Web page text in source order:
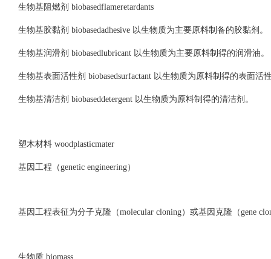
生物基阻燃剂 biobasedflameretardants
生物基胶黏剂 biobasedadhesive 以生物质为主要原料制备的胶黏剂。
生物基润滑剂 biobasedlubricant 以生物质为主要原料制得的润滑油。
生物基表面活性剂 biobasedsurfactant 以生物质为原料制得的表面活
生物基清洁剂 biobaseddetergent 以生物质为原料制得的清洁剂。
塑木材料 woodplasticmater
基因工程（genetic engineering）
基因工程表征为分子克隆（molecular cloning）或基因克隆（gene
生物质 biomass